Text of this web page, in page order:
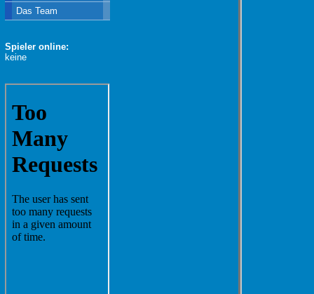
Das Team
Spieler online:
keine